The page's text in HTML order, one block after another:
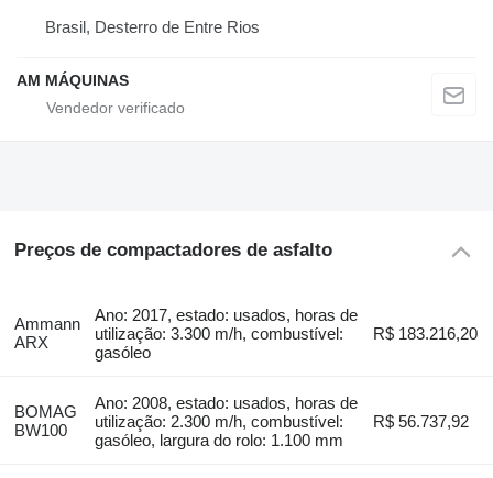
Brasil, Desterro de Entre Rios
AM MÁQUINAS
Preços de compactadores de asfalto
Ammann
ARX
Ano: 2017, estado: usados, horas de
utilização: 3.300 m/h, combustível:
gasóleo
R$ 183.216,20
BOMAG
BW100
Ano: 2008, estado: usados, horas de
utilização: 2.300 m/h, combustível:
gasóleo, largura do rolo: 1.100 mm
R$ 56.737,92